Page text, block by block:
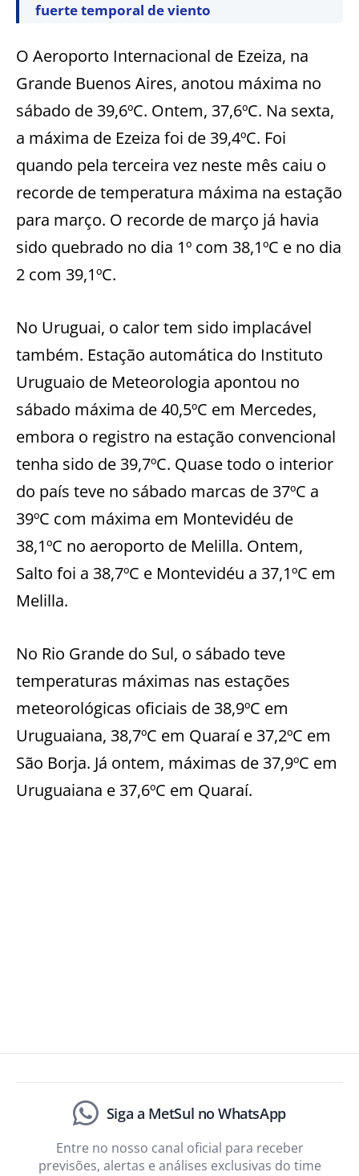
fuerte temporal de viento
O Aeroporto Internacional de Ezeiza, na
Grande Buenos Aires, anotou máxima no
sábado de 39,6ºC. Ontem, 37,6ºC. Na sexta,
a máxima de Ezeiza foi de 39,4ºC. Foi
quando pela terceira vez neste mês caiu o
recorde de temperatura máxima na estação
para março. O recorde de março já havia
sido quebrado no dia 1º com 38,1ºC e no dia
2 com 39,1ºC.
No Uruguai, o calor tem sido implacável
também. Estação automática do Instituto
Uruguaio de Meteorologia apontou no
sábado máxima de 40,5ºC em Mercedes,
embora o registro na estação convencional
tenha sido de 39,7ºC. Quase todo o interior
do país teve no sábado marcas de 37ºC a
39ºC com máxima em Montevidéu de
38,1ºC no aeroporto de Melilla. Ontem,
Salto foi a 38,7ºC e Montevidéu a 37,1ºC em
Melilla.
No Rio Grande do Sul, o sábado teve
temperaturas máximas nas estações
meteorológicas oficiais de 38,9ºC em
Uruguaiana, 38,7ºC em Quaraí e 37,2ºC em
São Borja. Já ontem, máximas de 37,9ºC em
Uruguaiana e 37,6ºC em Quaraí.
Siga a MetSul no WhatsApp
Entre no nosso canal oficial para receber
previsões, alertas e análises exclusivas do time